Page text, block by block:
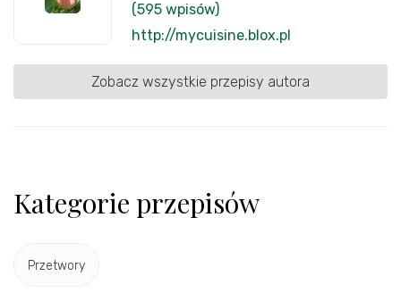
(595 wpisów)
http://mycuisine.blox.pl
Zobacz wszystkie przepisy autora
Kategorie przepisów
Przetwory